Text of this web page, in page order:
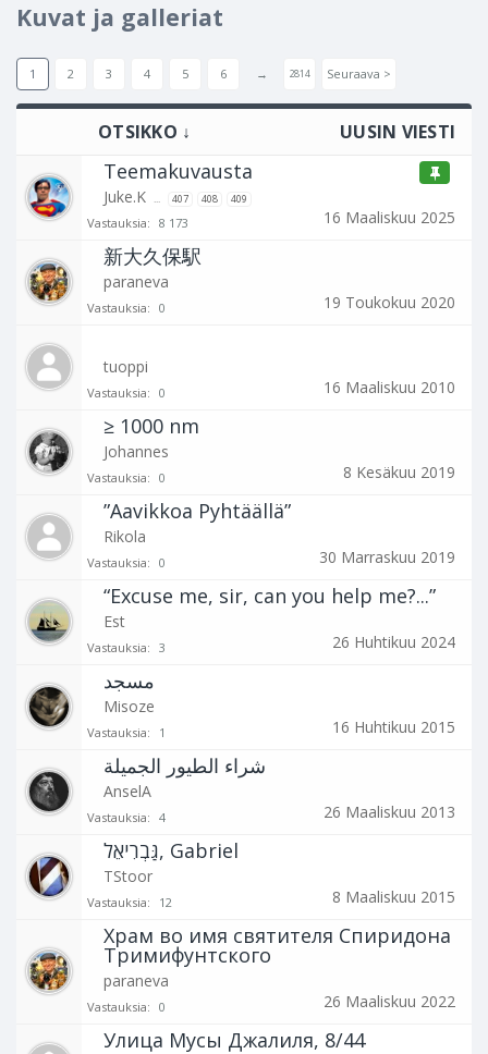
Kuvat ja galleriat
1 2 3 4 5 6 → 2814 Seuraava >
OTSIKKO ↓ UUSIN VIESTI
Teemakuvausta
Juke.K ... 407 408 409
Vastauksia: 8 173 16 Maaliskuu 2025
新大久保駅
paraneva
Vastauksia: 0 19 Toukokuu 2020
tuoppi
Vastauksia: 0 16 Maaliskuu 2010
≥ 1000 nm
Johannes
Vastauksia: 0 8 Kesäkuu 2019
”Aavikkoa Pyhtäällä”
Rikola
Vastauksia: 0 30 Marraskuu 2019
“Excuse me, sir, can you help me?...”
Est
Vastauksia: 3 26 Huhtikuu 2024
Misoze
Vastauksia: 1 16 Huhtikuu 2015
شراء الطيور الجميلة
AnselA
Vastauksia: 4 26 Maaliskuu 2013
גַּבְרִיאֵל, Gabriel
TStoor
Vastauksia: 12 8 Maaliskuu 2015
Храм во имя святителя Спиридона
Тримифунтского
paraneva
Vastauksia: 0 26 Maaliskuu 2022
Улица Мусы Джалиля, 8/44